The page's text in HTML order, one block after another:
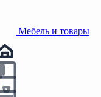
Мебель и товары